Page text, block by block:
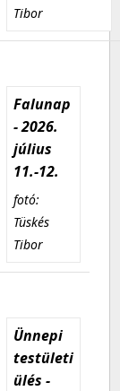
Tibor
Falunap
- 2026.
július
11.-12.
fotó:
Tüskés
Tibor
Ünnepi
testületi
ülés -